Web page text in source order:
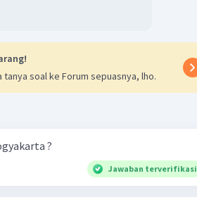
tanya soal ke Forum sepuasnya, lho.
?
Jawaban terverifikasi